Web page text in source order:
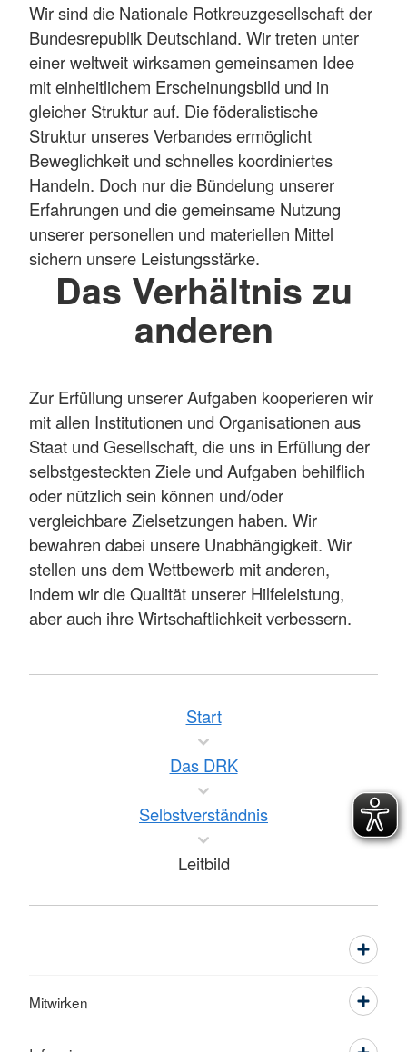
Wir sind die Nationale Rotkreuzgesellschaft der
Bundesrepublik Deutschland. Wir treten unter
einer weltweit wirksamen gemeinsamen Idee
mit einheitlichem Erscheinungsbild und in
gleicher Struktur auf. Die föderalistische
Struktur unseres Verbandes ermöglicht
Beweglichkeit und schnelles koordiniertes
Handeln. Doch nur die Bündelung unserer
Erfahrungen und die gemeinsame Nutzung
unserer personellen und materiellen Mittel
sichern unsere Leistungsstärke.
Das Verhältnis zu
anderen
Zur Erfüllung unserer Aufgaben kooperieren wir
mit allen Institutionen und Organisationen aus
Staat und Gesellschaft, die uns in Erfüllung der
selbstgesteckten Ziele und Aufgaben behilflich
oder nützlich sein können und/oder
vergleichbare Zielsetzungen haben. Wir
bewahren dabei unsere Unabhängigkeit. Wir
stellen uns dem Wettbewerb mit anderen,
indem wir die Qualität unserer Hilfeleistung,
aber auch ihre Wirtschaftlichkeit verbessern.
Start
Das DRK
Selbstverständnis
Leitbild
Mitwirken